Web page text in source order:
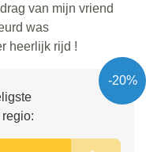
van mijn vriend
was
heerlijk rijd !
-20%